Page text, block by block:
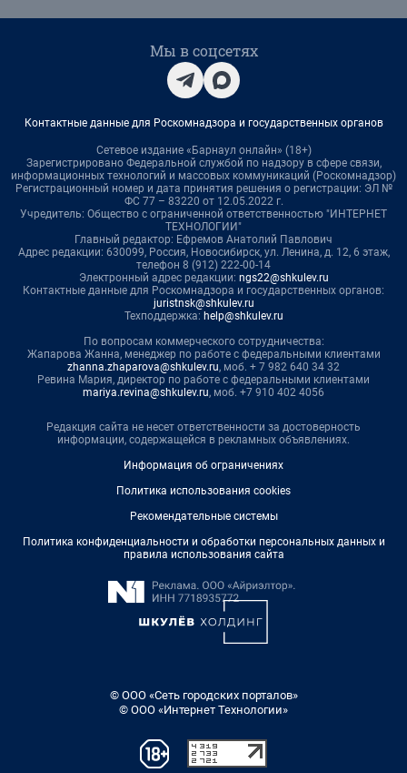
Мы в соцсетях
Контактные данные для Роскомнадзора и государственных органов
Сетевое издание «Барнаул онлайн» (18+)
Зарегистрировано Федеральной службой по надзору в сфере связи,
информационных технологий и массовых коммуникаций (Роскомнадзор)
Регистрационный номер и дата принятия решения о регистрации: ЭЛ №
ФС 77 – 83220 от 12.05.2022 г.
Учредитель: Общество с ограниченной ответственностью "ИНТЕРНЕТ
ТЕХНОЛОГИИ"
Главный редактор: Ефремов Анатолий Павлович
Адрес редакции: 630099, Россия, Новосибирск, ул. Ленина, д. 12, 6 этаж,
телефон 8 (912) 222-00-14
Электронный адрес редакции: ngs22@shkulev.ru
Контактные данные для Роскомнадзора и государственных органов:
juristnsk@shkulev.ru
Техподдержка: help@shkulev.ru
По вопросам коммерческого сотрудничества:
Жапарова Жанна, менеджер по работе с федеральными клиентами
zhanna.zhaparova@shkulev.ru, моб. + 7 982 640 34 32
Ревина Мария, директор по работе с федеральными клиентами
mariya.revina@shkulev.ru, моб. +7 910 402 4056
Редакция сайта не несет ответственности за достоверность
информации, содержащейся в рекламных объявлениях.
Информация об ограничениях
Политика использования cookies
Рекомендательные системы
Политика конфиденциальности и обработки персональных данных и
правила использования сайта
© ООО «Сеть городских порталов»
© ООО «Интернет Технологии»